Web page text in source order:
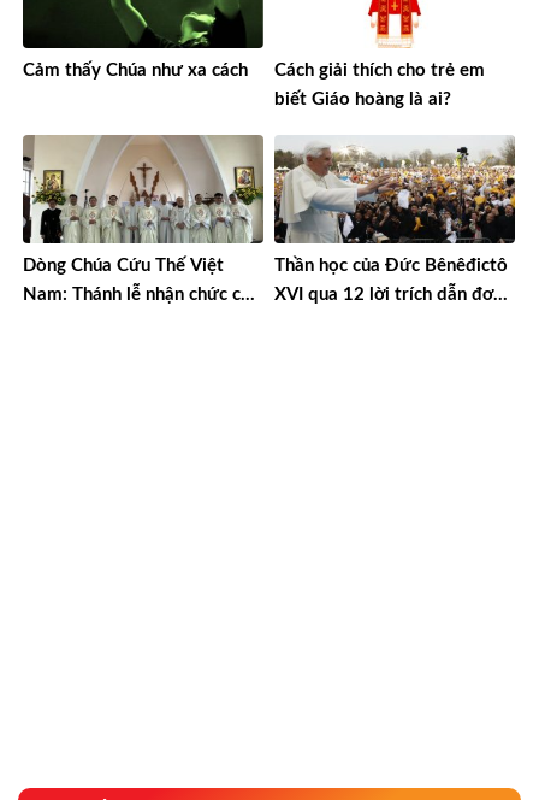
Cảm thấy Chúa như xa cách
Cách giải thích cho trẻ em
biết Giáo hoàng là ai?
Dòng Chúa Cứu Thế Việt
Nam: Thánh lễ nhận chức của
Thần học của Đức Bênêđictô
XVI qua 12 lời trích dẫn đơn